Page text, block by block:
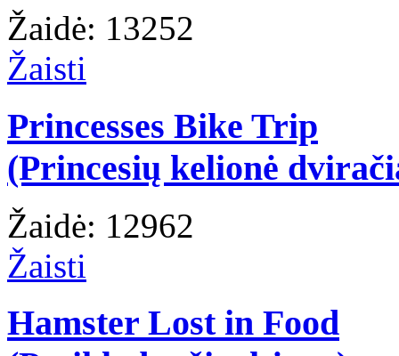
Žaidė: 13252
Žaisti
Princesses Bike Trip
(Princesių kelionė
Žaidė: 12962
Žaisti
Hamster Lost in Food